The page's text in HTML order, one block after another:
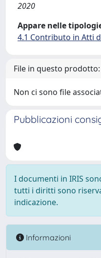
2020
Appare nelle
4.1 Contributo in Atti
File in questo prodotto:
Non ci sono file
Pubblicazioni
I documenti in IRIS
tutti i diritti sono
indicazione.
Informazioni